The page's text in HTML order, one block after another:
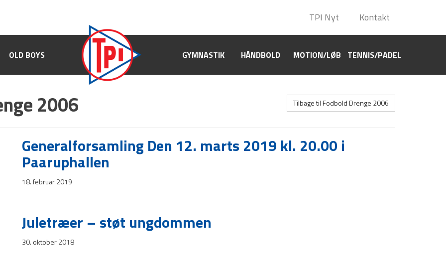
TPI Nyt Kontakt
OLD BOYS GYMNASTIK HÅNDBOLD MOTION/LØB TENNIS/PADEL
TPI Nyt Kontakt
OLD BOYS GYMNASTIK HÅNDBOLD MOTION/LØB TENNIS/PADEL
Tilbage til Fodbold Drenge 2006
2006
Generalforsamling Den 12. marts 2019 kl. 20.00 i
Paaruphallen
18. februar 2019
Juletræer – støt ungdommen
30. oktober 2018